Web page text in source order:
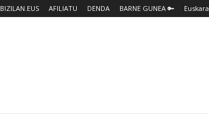
BIZILAN.EUS AFILIATU DENDA BARNE GUNEA 🔑 Euskara